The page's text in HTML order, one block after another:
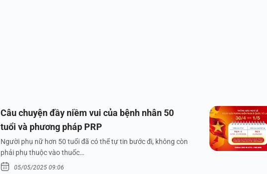
Câu chuyện đầy niềm vui của bệnh nhân 50
tuổi và phương pháp PRP
Người phụ nữ hơn 50 tuổi đã có thể tự tin bước đi, không còn
phải phụ thuộc vào thuốc…
05/05/2025 09:06